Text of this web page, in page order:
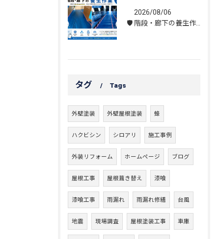
2026/08/06
🛡️ 階段・廊下の養生作業｜建物を守る丁寧な保護施工
タグ Tags
外壁塗装 外壁屋根塗装 蜂
ハクビシン シロアリ 施工事例
外装リフォーム ホームページ ブログ
屋根工事 屋根葺き替え 漆喰
漆喰工事 雨漏れ 雨漏れ修繕 台風
地震 現場調査 屋根塗装工事 車庫